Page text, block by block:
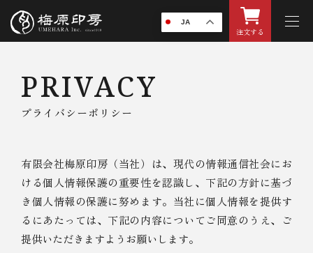
JA
注文する
PRIVACY
プライバシーポリシー
有限会社梅原印房（当社）は、現代の情報通信社会にお
ける個人情報保護の重要性を認識し、下記の方針に基づ
き個人情報の保護に努めます。当社に個人情報を提供す
るにあたっては、下記の内容についてご同意のうえ、ご
提供いただきますようお願いします。